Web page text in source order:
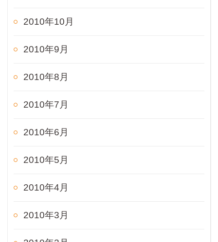
2010年10月
2010年9月
2010年8月
2010年7月
2010年6月
2010年5月
2010年4月
2010年3月